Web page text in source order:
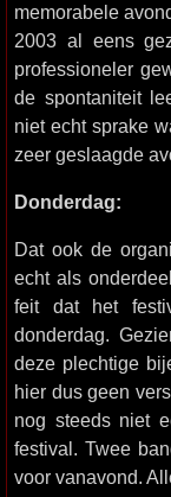
memorabele
2003 al eens
professioneler
de spontaniteit
niet echt sprake
zeer geslaagde
Donderdag:
Dat ook de
echt als
feit dat het
donderdag.
deze plechtige
hier dus geen
nog steeds niet
festival. Twee
voor vanavond.